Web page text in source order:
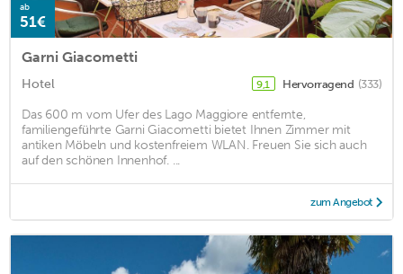
ab
51€
Garni Giacometti
Hotel 9,1 Hervorragend (333)
Das 600 m vom Ufer des Lago Maggiore entfernte,
familiengeführte Garni Giacometti bietet Ihnen Zimmer mit
antiken Möbeln und kostenfreiem WLAN. Freuen Sie sich auch
auf den schönen Innenhof. ...
zum Angebot